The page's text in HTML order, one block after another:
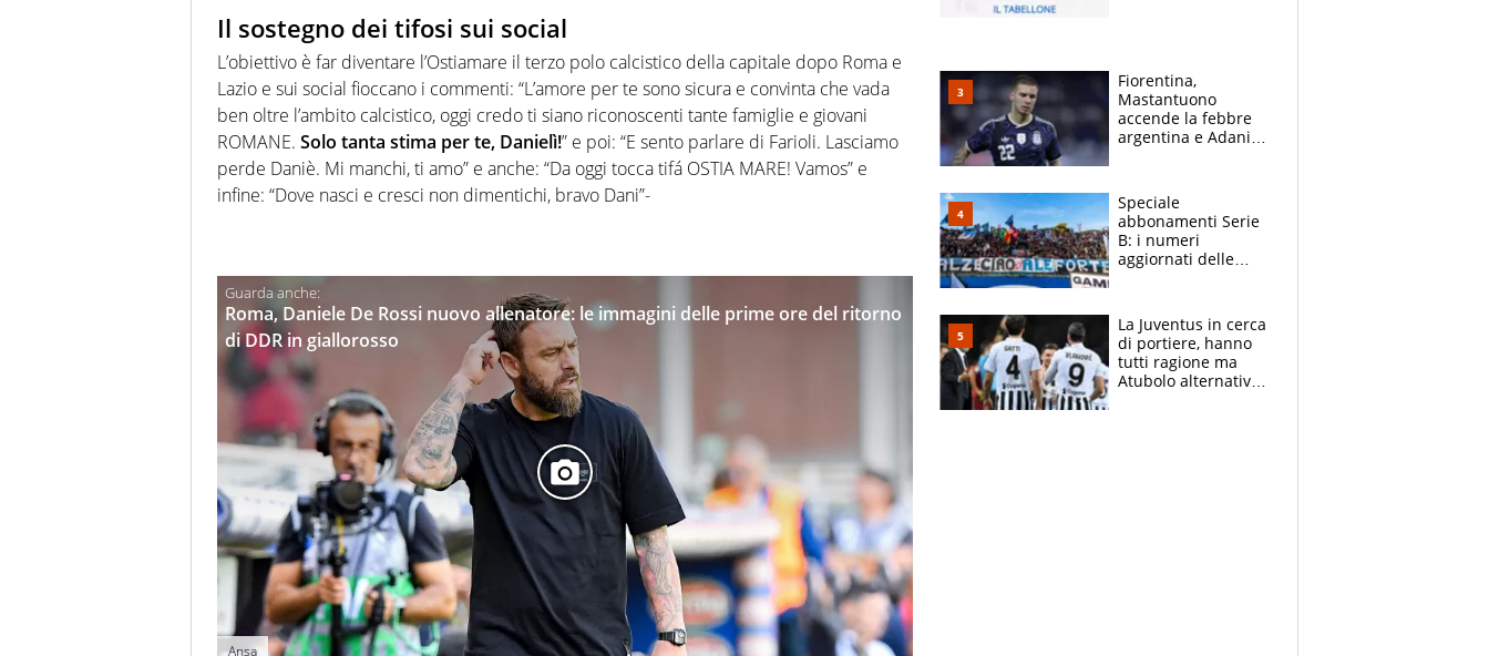
Il sostegno dei tifosi sui social
L’obiettivo è far diventare l’Ostiamare il terzo polo calcistico della capitale dopo Roma e
Lazio e sui social fioccano i commenti: “L’amore per te sono sicura e convinta che vada
ben oltre l’ambito calcistico, oggi credo ti siano riconoscenti tante famiglie e giovani
ROMANE. Solo tanta stima per te, Danielì!” e poi: “E sento parlare di Farioli. Lasciamo
perde Daniè. Mi manchi, ti amo” e anche: “Da oggi tocca tifá OSTIA MARE! Vamos” e
infine: “Dove nasci e cresci non dimentichi, bravo Dani”-
Roma, Daniele De Rossi nuovo allenatore: le immagini delle prime ore del ritorno
di DDR in giallorosso
Ansa
Fiorentina,
Mastantuono
accende la febbre
argentina e Adani
festa’ a Commisso
Speciale
abbonamenti Serie
B: i numeri
aggiornati delle
La Juventus in cerca
di portiere, hanno
tutti ragione ma
Atubolo alternativa